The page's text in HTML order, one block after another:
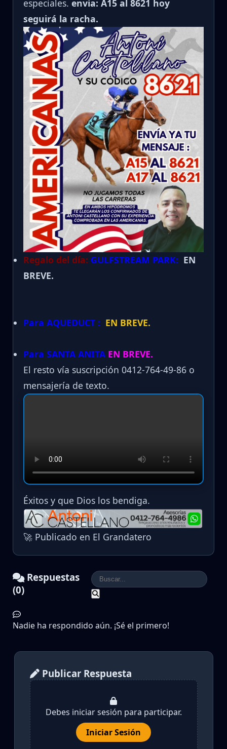
especiales. envia: A15 al 8621 hoy
seguirá la racha.
Regalo del día: GULFSTREAM PARK: EN
BREVE.
Para AQUEDUCT : EN BREVE.
Para SANTA ANITA EN BREVE.
El resto vía suscripción 0412-764-49-86 o
mensajería de texto.
Éxitos y que Dios los bendiga.
🚀 Publicado en El Grandatero
Respuestas
(0)
Nadie ha respondido aún. ¡Sé el primero!
Publicar Respuesta
Debes iniciar sesión para participar.
Iniciar Sesión